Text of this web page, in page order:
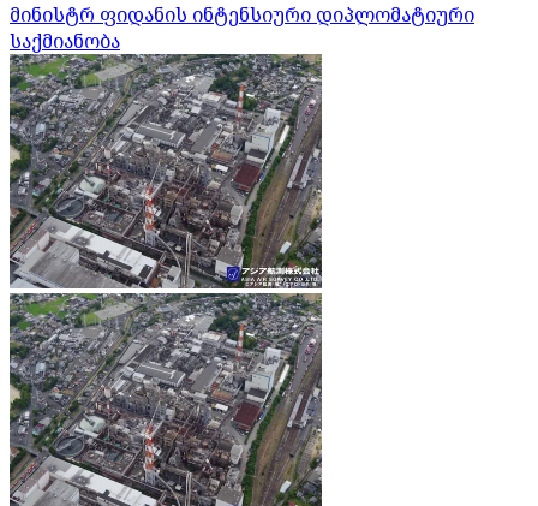
მინისტრ ფიდანის ინტენსიური დიპლომატიური
საქმიანობა